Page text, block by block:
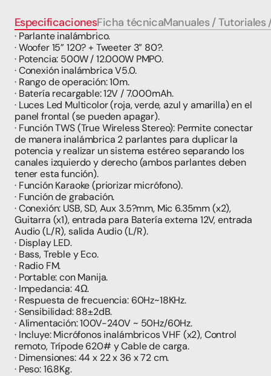
EspecificacionesFicha técnicaManuales / Tutoriales
· Parlante inalámbrico.
· Woofer 15” 120? + Tweeter 3” 80?.
· Potencia: 500W / 12.000W PMPO.
· Conexión inalámbrica V5.0.
· Rango de operación: 10m.
· Batería recargable: 12V / 7.000mAh.
· Luces Led Multicolor (roja, verde, azul y amarilla) en el
panel frontal (se pueden apagar).
· Función TWS (True Wireless Stereo): Permite conectar
de manera inalámbrica 2 parlantes para duplicar la
potencia y realizar un sistema estéreo separando los
canales izquierdo y derecho (ambos parlantes deben
tener esta función).
· Función Karaoke (priorizar micrófono).
· Función de grabación.
· Conexión: USB, SD, Aux 3.5?mm, Mic 6.35mm (x2),
Guitarra (x1), entrada para Batería externa 12V, entrada
Audio (L/R), salida Audio (L/R).
· Display LED.
· Bass, Treble y Eco.
· Radio FM.
· Portable: con Manija.
· Impedancia: 4Ω.
· Respuesta de frecuencia: 60Hz~18KHz.
· Sensibilidad: 88±2dB.
· Alimentación: 100V-240V ~ 50Hz/60Hz.
· Incluye: Micrófonos inalámbricos VHF (x2), Control
remoto, Trípode 620# y Cable de carga.
· Dimensiones: 44 x 22 x 36 x 72 cm.
· Peso: 16.8Kg.